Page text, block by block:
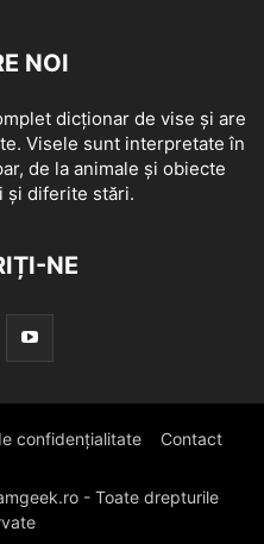
NOI
dicționar de vise și are
Visele sunt interpretate în
de la animale și obiecte
și diferite stări.
NE
confidențialitate Contact
- Toate drepturile